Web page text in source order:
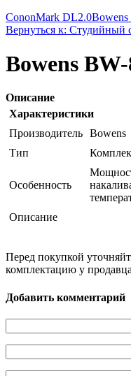
CononMark DL2.0
Вернуться к: Студийный
Bowens
Описание
Характеристики
Производитель Bowens
Тип
Особенность
Описание
Перед покупкой
комплектацию у
Добавить комментарий